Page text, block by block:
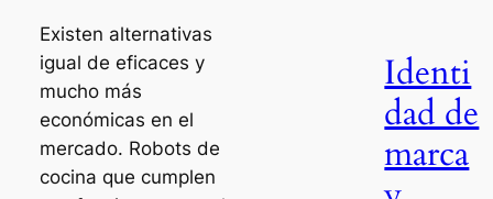
Existen alternativas
igual de eficaces y
mucho más
económicas en el
mercado. Robots de
cocina que cumplen
Identi
dad de
marca